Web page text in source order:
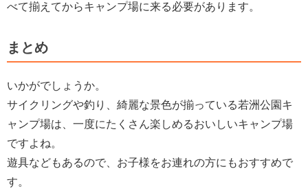
べて揃えてからキャンプ場に来る必要があります。
まとめ
いかがでしょうか。
サイクリングや釣り、綺麗な景色が揃っている若洲公園キ
ャンプ場は、一度にたくさん楽しめるおいしいキャンプ場
ですよね。
遊具などもあるので、お子様をお連れの方にもおすすめで
す。